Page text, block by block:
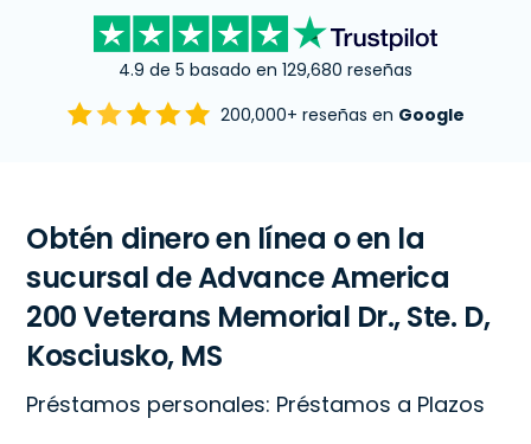
4.9 de 5 basado en 129,680 reseñas
200,000+ reseñas en Google
Obtén dinero en línea o en la
sucursal de Advance America
200 Veterans Memorial Dr., Ste. D,
Kosciusko, MS
Préstamos personales: Préstamos a Plazos